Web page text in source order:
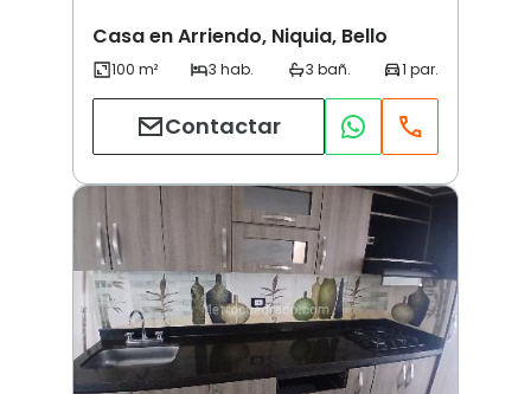
Casa en Arriendo, Niquia, Bello
Contactar